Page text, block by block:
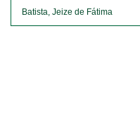
Batista, Jeize de Fátima